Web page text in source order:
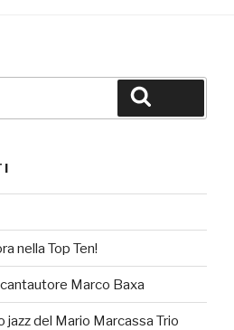
nella Top Ten!
Marco Baxa
del Mario Marcassa Trio